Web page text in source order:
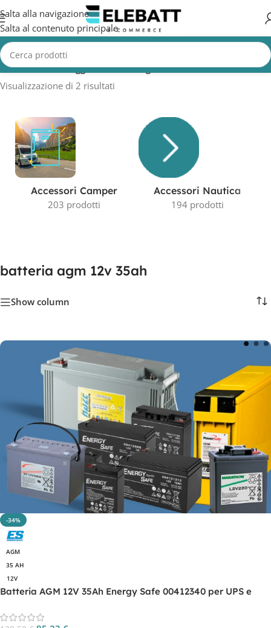
Salta alla navigazione
Salta al contenuto principale
Home/Prodotti taggati “batteria agm 12v 35ah”
Visualizzazione di 2 risultati
Accessori Camper
203 prodotti
Accessori Nautica
194 prodotti
batteria agm 12v 35ah
Show column
-34%
AGM
35 AH
12V
Batteria AGM 12V 35Ah Energy Safe 00412340 per UPS e